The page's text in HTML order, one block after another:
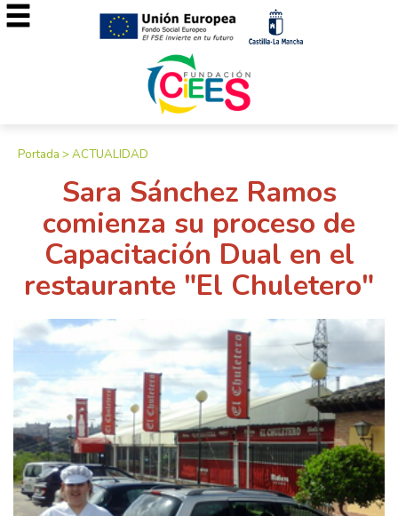
Portada >ACTUALIDAD
Sara Sánchez Ramos
comienza su proceso de
Capacitación Dual en el
restaurante "El Chuletero"